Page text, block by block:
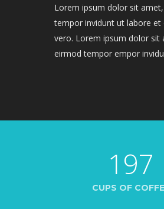
Lorem ipsum dolor sit
tempor invidunt ut labore
vero. Lorem ipsum dolor sit
eirmod tempor empor
197
CUPS OF